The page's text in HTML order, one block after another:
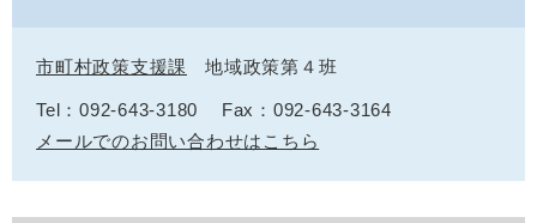
市町村政策支援課 地域政策第４班
Tel：092-643-3180
Fax：092-643-3164
メールでのお問い合わせはこちら